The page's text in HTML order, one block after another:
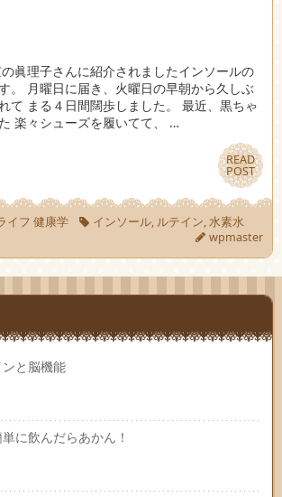
眞理子さんに紹介されましたインソールの
。 月曜日に届き、火曜日の早朝から久しぶ
て まる４日間闊歩しました。 最近、黒ちゃ
楽々シューズを履いてて、 …
READ
POST
READ
POST
イフ 健康学 インソール, ルテイン,水素水
wpmaster
と脳機能
に飲んだらあかん！